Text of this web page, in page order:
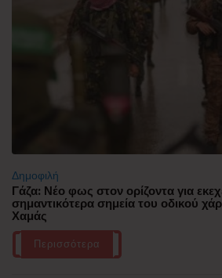
Δημοφιλή
Γάζα: Νέο φως στον ορίζοντα για
σημαντικότερα σημεία του οδικού
Χαμάς
Περισσότερα